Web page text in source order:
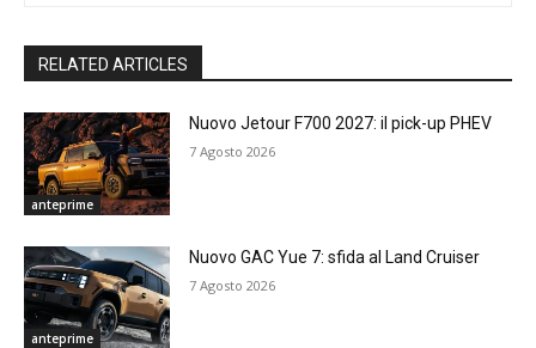
RELATED ARTICLES
anteprime
Nuovo Jetour F700 2027: il pick-up PHEV
7 Agosto 2026
anteprime
Nuovo GAC Yue 7: sfida al Land Cruiser
7 Agosto 2026